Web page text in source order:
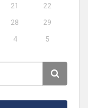
21
22
28
29
4 5